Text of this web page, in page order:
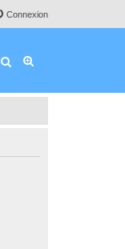
Connexion
Rechercher